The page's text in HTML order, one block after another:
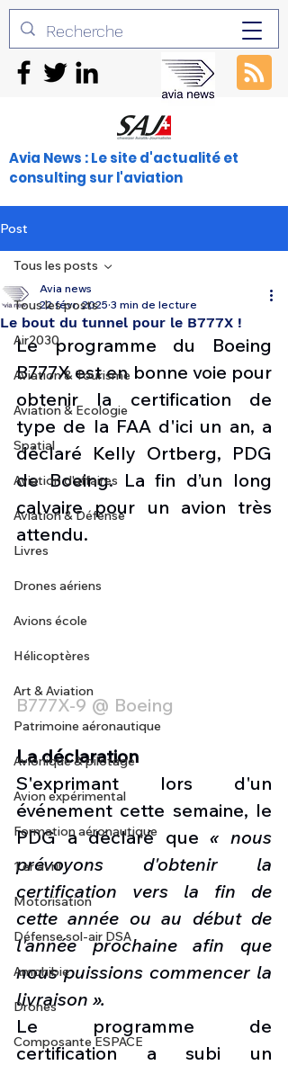
Avia News : Le site d'actualité et
consulting sur l'aviation
Post
Tous les posts
Air2030
Aviation & Tourisme
Aviation & Ecologie
Spatial
Aviation d'affaires
Aviation & Défense
Livres
Drones aériens
Avions école
Hélicoptères
Art & Aviation
Patrimoine aéronautique
Avionique & pilotage
Avion expérimental
Formation aéronautique
1 er avril
Motorisation
Défense sol-air DSA
Amphibie
Drones
Composante ESPACE
Tous les posts
Le bout du tunnel pour le B777X !
Avia news
22 févr. 2025 3 min de lecture
Le programme du Boeing
B777X est en bonne voie pour
obtenir la certification de
type de la FAA d'ici un an, a
déclaré Kelly Ortberg, PDG
de Boeing. La fin d’un long
calvaire pour un avion très
attendu.
B777X-9 @ Boeing
La déclaration
S'exprimant lors d'un
événement cette semaine, le
PDG a déclaré que « nous
prévoyons d'obtenir la
certification vers la fin de
cette année ou au début de
l'année prochaine afin que
nous puissions commencer la
livraison ».
Le programme de
certification a subi un